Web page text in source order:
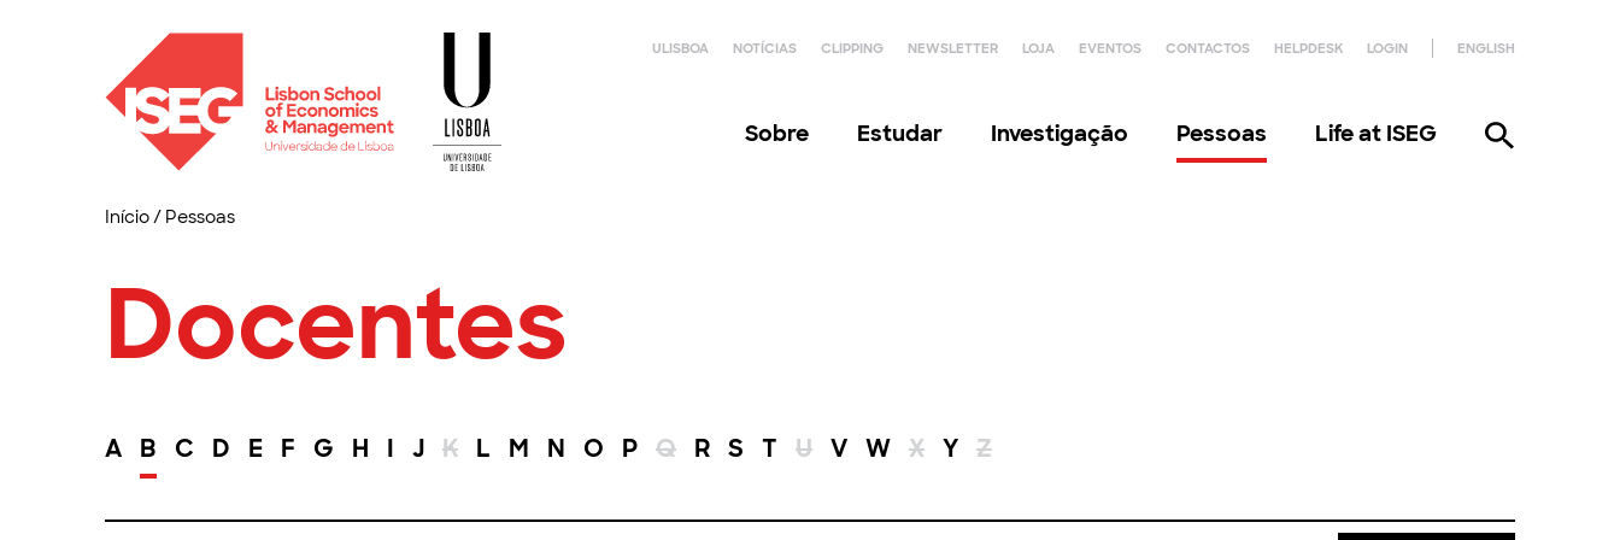
ULISBOA NOTÍCIAS CLIPPING NEWSLETTER LOJA EVENTOS CONTACTOS HELPDESK LOGIN ENGLISH
Sobre Estudar Investigação Pessoas Life at ISEG
Início/ Pessoas
Docentes
A B C D E F G H I J K L M N O P Q R S T U V W X Y Z